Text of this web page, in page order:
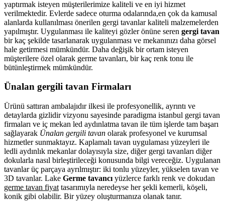
yaptırmak isteyen müşterilerimize kaliteli ve en iyi hizmet
verilmektedir. Evlerde sadece oturma odalarında,en çok da kamusal
alanlarda kullanılması önerilen gergi tavanlar kaliteli malzemelerden
yapılmıştır. Uygulanması ile kaliteyi gözler önüne seren gergi tavan
bir kaç şekilde tasarlanarak uygulanması ve mekanınızı daha görsel
hale getirmesi mümkündür. Daha değişik bir ortam isteyen
müşterilere özel olarak germe tavanları, bir kaç renk tonu ile
bütünleştirmek mümkündür.
Ünalan gergili tavan Firmaları
Ürünü sattıran ambalajıdır ilkesi ile profesyonellik, ayrıntı ve
detaylarda gizlidir vizyonu sayesinde paradigma istanbul gergi tavan
firmaları ve iç mekan led aydınlatma tavan ile tüm işlerde tam başarı
sağlayarak Ünalan gergili tavan olarak profesyonel ve kurumsal
hizmetler sunmaktayız. Kaplamalı tavan uygulaması yüzeyleri ile
ledli aydınlık mekanlar dolayısıyla size, diğer gergi tavanları diğer
dokularla nasıl birleştirileceği konusunda bilgi vereceğiz. Uygulanan
tavanlar üç parçaya ayrılmıştır: iki tonlu yüzeyler, yükselen tavan ve
3D tavanlar. Lake Germe tavancı yüzlerce farklı renk ve dokudan
germe tavan fiyat tasarımıyla neredeyse her şekli kemerli, köşeli,
konik gibi olabilir. Bir yüzey oluşturmanıza olanak tanır.